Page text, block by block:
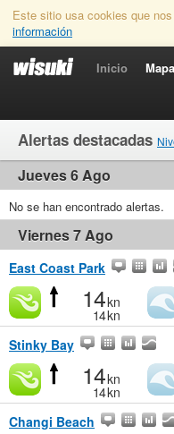
Este sitio usa cookies que
información
Inicio Mapa
Alertas destacadas
Viento
Olas
Jueves 6 Ago
No se han encontrado alertas.
Viernes 7 Ago
East Coast Park
14kn
14kn
Stinky Bay
14kn
14kn
Changi Beach